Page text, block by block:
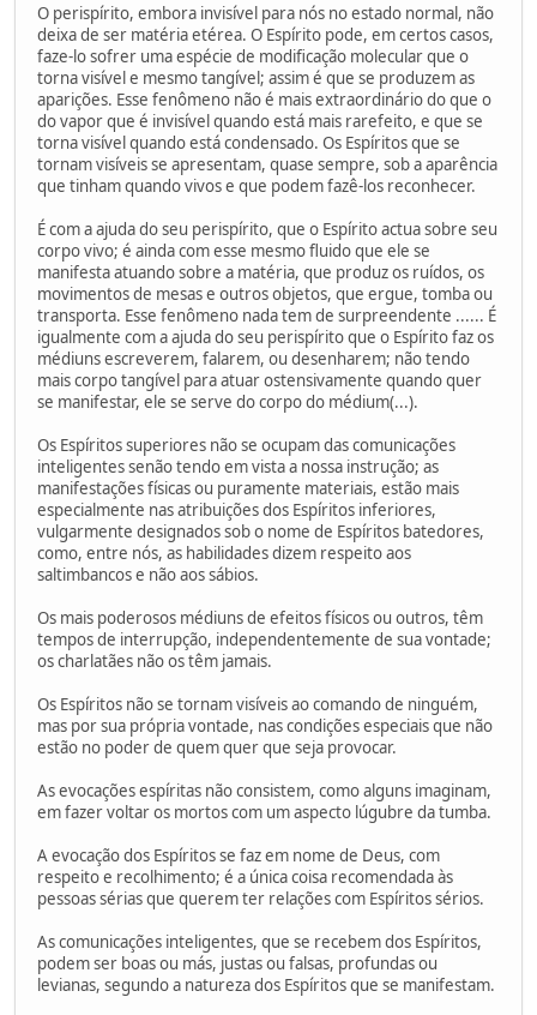
O perispírito, embora invisível para nós no estado normal, não
deixa de ser matéria etérea. O Espírito pode, em certos casos,
faze-lo sofrer uma espécie de modificação molecular que o
torna visível e mesmo tangível; assim é que se produzem as
aparições. Esse fenômeno não é mais extraordinário do que o
do vapor que é invisível quando está mais rarefeito, e que se
torna visível quando está condensado. Os Espíritos que se
tornam visíveis se apresentam, quase sempre, sob a aparência
que tinham quando vivos e que podem fazê-los reconhecer.
É com a ajuda do seu perispírito, que o Espírito actua sobre seu
corpo vivo; é ainda com esse mesmo fluido que ele se
manifesta atuando sobre a matéria, que produz os ruídos, os
movimentos de mesas e outros objetos, que ergue, tomba ou
transporta. Esse fenômeno nada tem de surpreendente ...... É
igualmente com a ajuda do seu perispírito que o Espírito faz os
médiuns escreverem, falarem, ou desenharem; não tendo
mais corpo tangível para atuar ostensivamente quando quer
se manifestar, ele se serve do corpo do médium(...).
Os Espíritos superiores não se ocupam das comunicações
inteligentes senão tendo em vista a nossa instrução; as
manifestações físicas ou puramente materiais, estão mais
especialmente nas atribuições dos Espíritos inferiores,
vulgarmente designados sob o nome de Espíritos batedores,
como, entre nós, as habilidades dizem respeito aos
saltimbancos e não aos sábios.
Os mais poderosos médiuns de efeitos físicos ou outros, têm
tempos de interrupção, independentemente de sua vontade;
os charlatães não os têm jamais.
Os Espíritos não se tornam visíveis ao comando de ninguém,
mas por sua própria vontade, nas condições especiais que não
estão no poder de quem quer que seja provocar.
As evocações espíritas não consistem, como alguns imaginam,
em fazer voltar os mortos com um aspecto lúgubre da tumba.
A evocação dos Espíritos se faz em nome de Deus, com
respeito e recolhimento; é a única coisa recomendada às
pessoas sérias que querem ter relações com Espíritos sérios.
As comunicações inteligentes, que se recebem dos Espíritos,
podem ser boas ou más, justas ou falsas, profundas ou
levianas, segundo a natureza dos Espíritos que se manifestam.